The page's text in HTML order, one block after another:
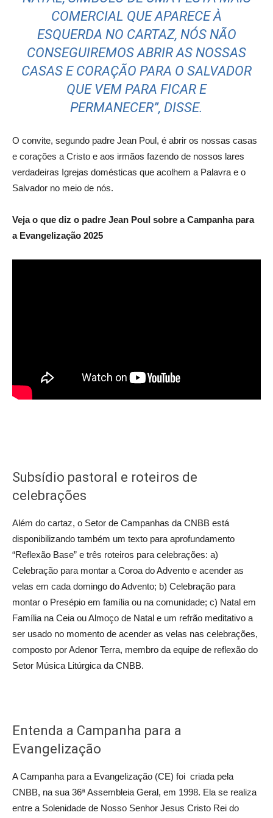
COMERCIAL QUE APARECE À
ESQUERDA NO CARTAZ, NÓS NÃO
CONSEGUIREMOS ABRIR AS NOSSAS
CASAS E CORAÇÃO PARA O SALVADOR
QUE VEM PARA FICAR E
PERMANECER”, DISSE.
O convite, segundo padre Jean Poul, é abrir os nossas casas
e corações a Cristo e aos irmãos fazendo de nossos lares
verdadeiras Igrejas domésticas que acolhem a Palavra e o
Salvador no meio de nós.
Veja o que diz o padre Jean Poul sobre a Campanha para
a Evangelização 2025
Subsídio pastoral e roteiros de
celebrações
Além do cartaz, o Setor de Campanhas da CNBB está
disponibilizando também um texto para aprofundamento
“Reflexão Base” e três roteiros para celebrações: a)
Celebração para montar a Coroa do Advento e acender as
velas em cada domingo do Advento; b) Celebração para
montar o Presépio em família ou na comunidade; c) Natal em
Família na Ceia ou Almoço de Natal e um refrão meditativo a
ser usado no momento de acender as velas nas celebrações,
composto por Adenor Terra, membro da equipe de reflexão do
Setor Música Litúrgica da CNBB.
Entenda a Campanha para a
Evangelização
A Campanha para a Evangelização (CE) foi criada pela
CNBB, na sua 36ª Assembleia Geral, em 1998. Ela se realiza
entre a Solenidade de Nosso Senhor Jesus Cristo Rei do